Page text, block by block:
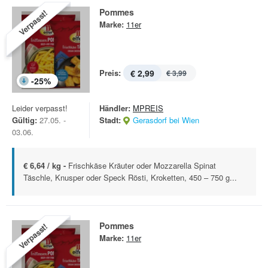
Verpasst!
-25%
Pommes
Marke: 11er
Preis: € 2,99 € 3,99
Leider verpasst!
Gültig: 27.05. -
03.06.
Händler: MPREIS
Stadt:
Gerasdorf bei Wien
€ 6,64 / kg - Frischkäse Kräuter oder Mozzarella Spinat
Täschle, Knusper oder Speck Rösti, Kroketten, 450 – 750 g...
Verpasst! Pommes
Marke: 11er